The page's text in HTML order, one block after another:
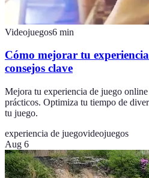
Videojuegos6 min
Cómo mejorar tu
consejos clave
Mejora tu experiencia de juego
prácticos. Optimiza tu tiempo de
tu juego.
experiencia de juegovideojuegos
Aug 6